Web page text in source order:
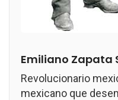
Emiliano Zapata
Revolucionario
mexicano que